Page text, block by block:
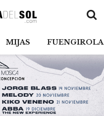
MIJAS FUENGIROLA